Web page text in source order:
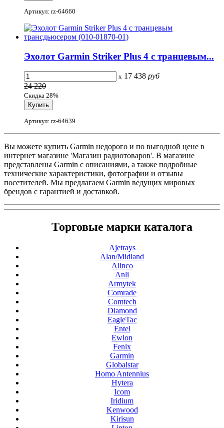
Артикул: rz-64660
Эхолот Garmin Striker Plus 4 c транцевым...
x 17 438 руб
24 220
Скидка 28%
Артикул: rz-64639
Вы можете купить Garmin недорого и по выгодной цене в
интернет магазине 'Магазин радиотоваров'. В магазине
представлены Garmin с описаниями, а также подробные
технические характеристики, фотографии и отзывы
посетителей. Мы предлагаем Garmin ведущих мировых
брендов с гарантией и доставкой.
Торговые марки каталога
Ajetrays
Alan/Midland
Alinco
Anli
Armytek
Comrade
Comtech
Diamond
EagleTac
Entel
Ewlon
Fenix
Garmin
Globalstar
Homo Antennius
Hytera
Icom
Iridium
Kenwood
Kirisun